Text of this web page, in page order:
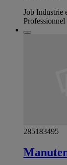
Job Industrie
Professionnel
285183495